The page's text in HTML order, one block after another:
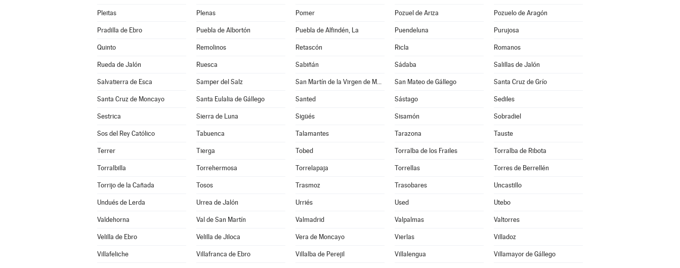
Pleitas Plenas Pomer Pozuel de Ariza Pozuelo de Aragón
Pradilla de Ebro Puebla de Albortón Puebla de Alfindén, La Puendeluna Purujosa
Quinto Remolinos Retascón Ricla Romanos
Rueda de Jalón Ruesca Sabiñán Sádaba Salillas de Jalón
Salvatierra de Esca Samper del Salz San Martín de la Virgen de Moncayo San Mateo de Gállego Santa Cruz de Grío
Santa Cruz de Moncayo Santa Eulalia de Gállego Santed Sástago Sediles
Sestrica Sierra de Luna Sigüés Sisamón Sobradiel
Sos del Rey Católico Tabuenca Talamantes Tarazona Tauste
Terrer Tierga Tobed Torralba de los Frailes Torralba de Ribota
Torralbilla Torrehermosa Torrelapaja Torrellas Torres de Berrellén
Torrijo de la Cañada Tosos Trasmoz Trasobares Uncastillo
Undués de Lerda Urrea de Jalón Urriés Used Utebo
Valdehorna Val de San Martín Valmadrid Valpalmas Valtorres
Velilla de Ebro Velilla de Jiloca Vera de Moncayo Vierlas Villadoz
Villafeliche Villafranca de Ebro Villalba de Perejil Villalengua Villamayor de Gállego